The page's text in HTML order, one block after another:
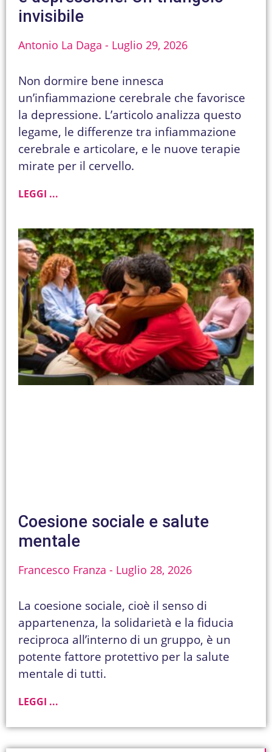
invisibile
Antonio La Daga Luglio 29, 2026
Non dormire bene innesca
un’infiammazione cerebrale che favorisce
la depressione. L’articolo analizza questo
legame, le differenze tra infiammazione
cerebrale e articolare, e le nuove terapie
mirate per il cervello.
LEGGI ...
Coesione sociale e salute
mentale
Francesco Franza Luglio 28, 2026
La coesione sociale, cioè il senso di
appartenenza, la solidarietà e la fiducia
reciproca all’interno di un gruppo, è un
potente fattore protettivo per la salute
mentale di tutti.
LEGGI ...